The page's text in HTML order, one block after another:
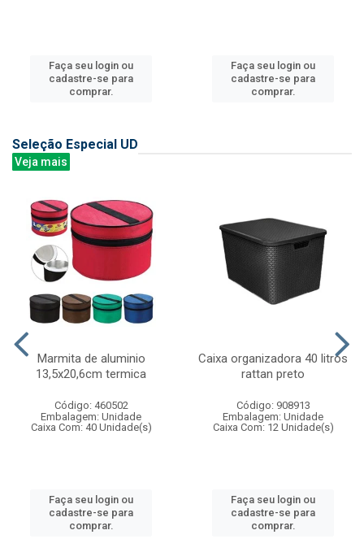
Faça seu login ou
cadastre-se para
comprar.
Faça seu login ou
cadastre-se para
comprar.
Seleção Especial UD
Veja mais
Marmita de aluminio
13,5x20,6cm termica
Código: 460502
Embalagem: Unidade
Caixa Com: 40 Unidade(s)
Faça seu login ou
cadastre-se para
comprar.
Caixa organizadora 40 litros
rattan preto
Código: 908913
Embalagem: Unidade
Caixa Com: 12 Unidade(s)
Faça seu login ou
cadastre-se para
comprar.